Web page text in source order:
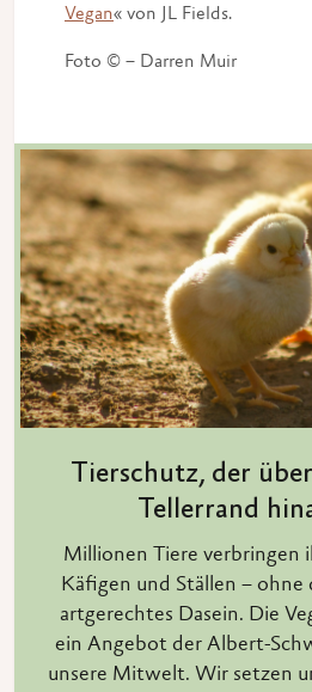
Vegan« von JL Fields.
Foto © – Darren Muir
Tierschutz, der
Tellerrand
Millionen Tiere verbringen
Käfigen und Ställen – ohne
artgerechtes Dasein. Die
ein Angebot der Albert-
unsere Mitwelt. Wir setzen